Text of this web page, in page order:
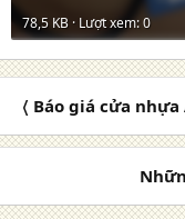
78,5 KB · Lượt xem: 0
〈 Báo giá cửa